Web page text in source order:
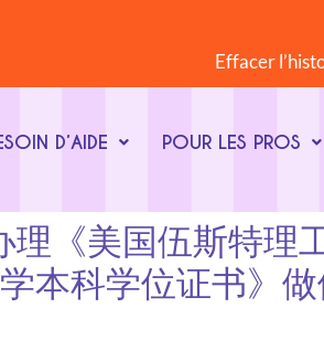
Effacer
D’AIDE POUR LES PROS
《美国伍斯特理
本科学位证书》